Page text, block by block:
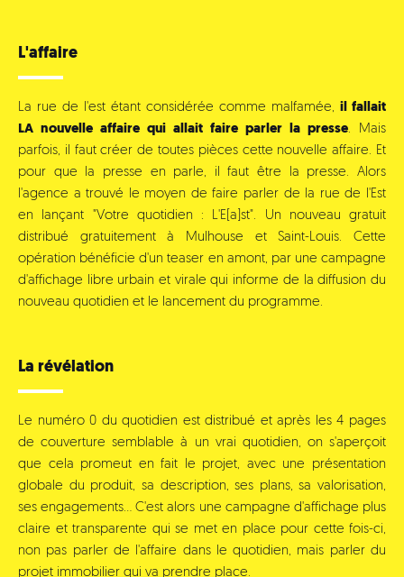
L'affaire
La rue de l'est étant considérée comme malfamée, il fallait
LA nouvelle affaire qui allait faire parler la presse. Mais
parfois, il faut créer de toutes pièces cette nouvelle affaire. Et
pour que la presse en parle, il faut être la presse. Alors
l'agence a trouvé le moyen de faire parler de la rue de l'Est
en lançant "Votre quotidien : L'E[a]st". Un nouveau gratuit
distribué gratuitement à Mulhouse et Saint-Louis. Cette
opération bénéficie d'un teaser en amont, par une campagne
d'affichage libre urbain et virale qui informe de la diffusion du
nouveau quotidien et le lancement du programme.
La révélation
Le numéro 0 du quotidien est distribué et après les 4 pages
de couverture semblable à un vrai quotidien, on s'aperçoit
que cela promeut en fait le projet, avec une présentation
globale du produit, sa description, ses plans, sa valorisation,
ses engagements... C'est alors une campagne d'affichage plus
claire et transparente qui se met en place pour cette fois-ci,
non pas parler de l'affaire dans le quotidien, mais parler du
projet immobilier qui va prendre place.